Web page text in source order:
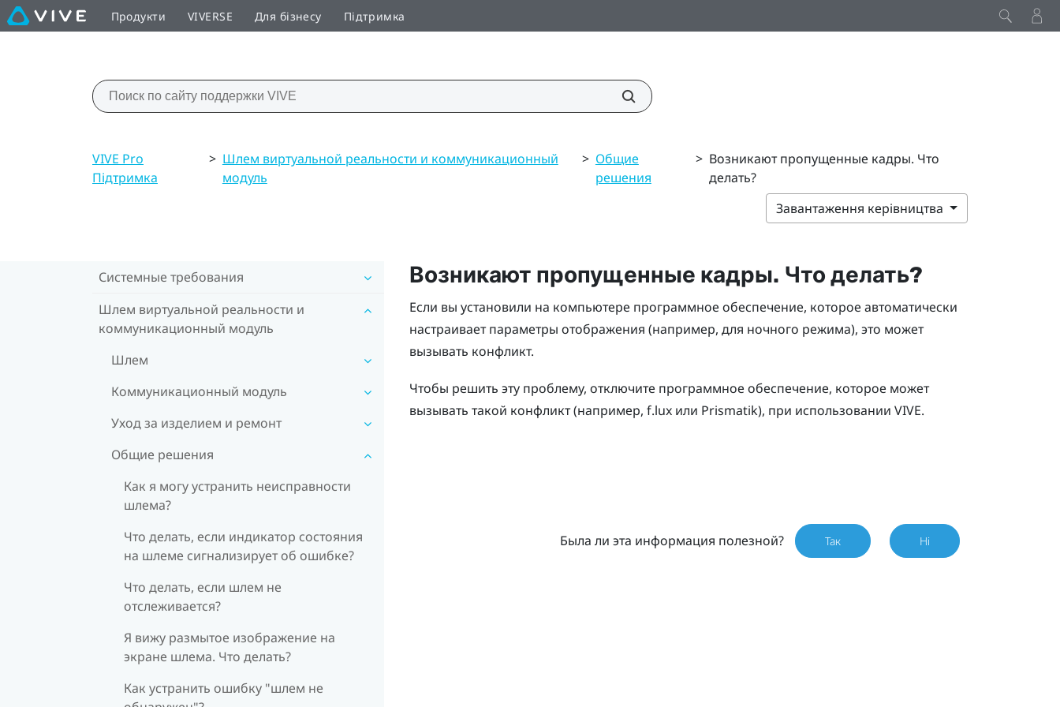
Продукти VIVERSE Для бізнесу Підтримка
VIVE Pro
Підтримка
> Шлем виртуальной реальности и коммуникационный
модуль
> Общие
решения
> Возникают пропущенные кадры. Что
делать?
Завантаження керівництва
Системные требования
Шлем виртуальной реальности и
коммуникационный модуль
Шлем
Коммуникационный модуль
Уход за изделием и ремонт
Общие решения
Как я могу устранить неисправности
шлема?
Что делать, если индикатор состояния
на шлеме сигнализирует об ошибке?
Что делать, если шлем не
отслеживается?
Я вижу размытое изображение на
экране шлема. Что делать?
Как устранить ошибку "шлем не
Возникают пропущенные кадры. Что делать?
Если вы установили на компьютере программное обеспечение, которое автоматически
настраивает параметры отображения (например, для ночного режима), это может
вызывать конфликт.
Чтобы решить эту проблему, отключите программное обеспечение, которое может
вызывать такой конфликт (например, f.luxили Prismatik), при использовании VIVE.
Была ли эта информация полезной? Так Ні